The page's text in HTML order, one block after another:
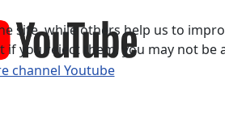
channel Youtube
while others help us to
you reject them, you may not